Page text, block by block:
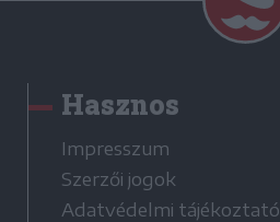
Hasznos
Impresszum
Szerzői jogok
Adatvédelmi tájékoztató